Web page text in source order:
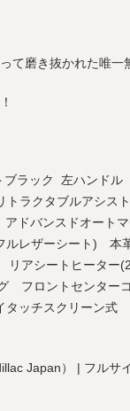
て磨き抜かれた唯一
ブラック 左ハンド
ラクタブルアシス
ドバンスドオートマ
ルレザーシート) 本
リアシートヒーター
フロントセンター
ッチスクリーン式